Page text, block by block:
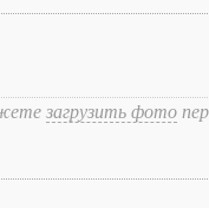
загрузить фото